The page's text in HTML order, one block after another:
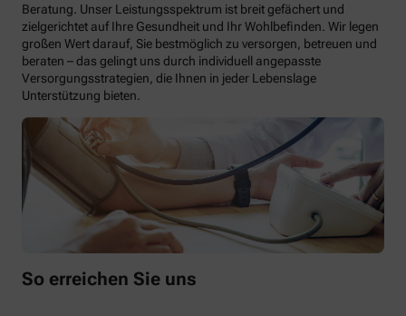
Beratung. Unser Leistungsspektrum ist breit gefächert und
zielgerichtet auf Ihre Gesundheit und Ihr Wohlbefinden. Wir legen
großen Wert darauf, Sie bestmöglich zu versorgen, betreuen und
beraten – das gelingt uns durch individuell angepasste
Versorgungsstrategien, die Ihnen in jeder Lebenslage
Unterstützung bieten.
So erreichen Sie uns